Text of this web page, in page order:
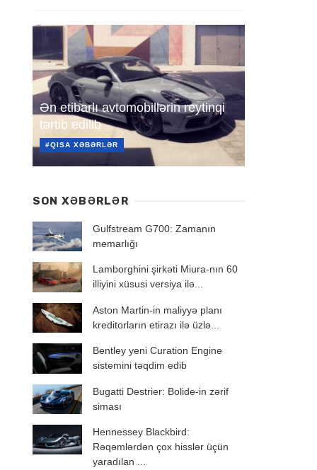
Ən etibarlı avtomobillərin reytinqi
tərtib edilib
#QISA XƏBƏRLƏR
SON XƏBƏRLƏR
Gulfstream G700: Zamanın
memarlığı
Lamborghini şirkəti Miura-nın 60
illiyini xüsusi versiya ilə...
Aston Martin-in maliyyə planı
kreditorların etirazı ilə üzlə...
Bentley yeni Curation Engine
sistemini təqdim edib
Bugatti Destrier: Bolide-in zərif
siması
Hennessey Blackbird:
Rəqəmlərdən çox hisslər üçün
yaradılan ...